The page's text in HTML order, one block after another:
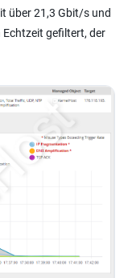
über 21,3 Gbit/s und
Echtzeit gefiltert, der